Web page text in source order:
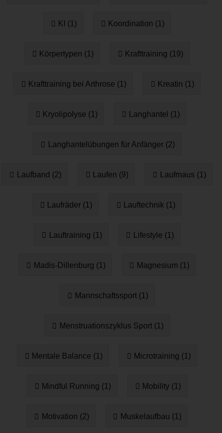
KI (1) Koordination (1)
Körpertypen (1) Krafttraining (19)
Krafttraining bei Arthrose (1) Kreatin (1)
Kryolipolyse (1) Langhantel (1)
Langhantelübungen für Anfänger (2)
Laufband (2) Laufen (9) Laufmaus (1)
Laufräder (1) Lauftechnik (1)
Lauftraining (1) Lifestyle (1)
Madis-Dillenburg (1) Magnesium (1)
Mannschaftssport (1)
Menstruationszyklus Sport (1)
Mentale Balance (1) Microtraining (1)
Mindful Running (1) Mobility (1)
Motivation (2) Muskelaufbau (1)